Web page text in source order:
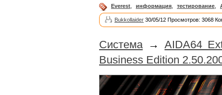
Everest, информация, тестирование,
Bukkollaider 30/05/12 Просмотров: 3068
Система → AIDA64
Business Edition